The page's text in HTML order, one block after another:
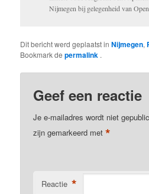
Nijmegen bij gelegenheid van
Dit bericht werd geplaatst inNijmegen,
Bookmark depermalink .
Geef een reactie
Je e-mailadres wordt niet
zijn gemarkeerd met*
Reactie *